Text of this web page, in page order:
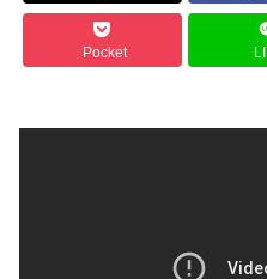
Pocket